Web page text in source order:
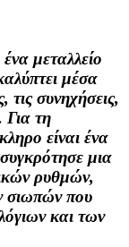
μεταλλείο
μέσα
τις συνηχήσεις,
Για τη
είναι ένα
μια
ρυθμών,
σιωπών που
και των